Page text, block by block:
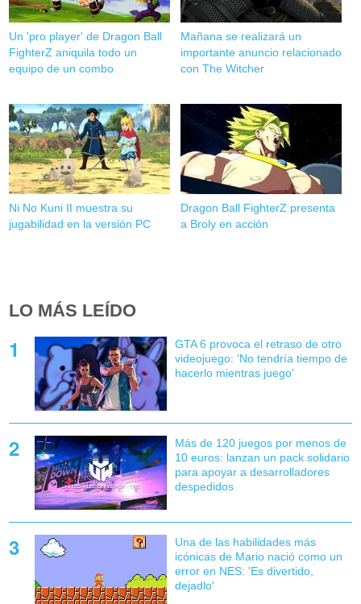
Un 'pro player' de Dragon Ball
FighterZ aniquila todo un
equipo de un combo
Mañana se realizará un
importante anuncio relacionado
con The Witcher
Ni No Kuni II muestra su
jugabilidad en la versión PC
Dragon Ball FighterZ presenta
a Broly en acción
LO MÁS LEÍDO
GTA 6 provoca el retraso de otro
videojuego: 'No tendría tiempo de
hacerlo mientras juego'
Más de 120 juegos por menos de
10 euros: lanzan un pack solidario
para apoyar a desarrolladores
despedidos
Una de las habilidades más
icónicas de Mario nació como un
error en NES: 'Es divertido,
dejadlo'